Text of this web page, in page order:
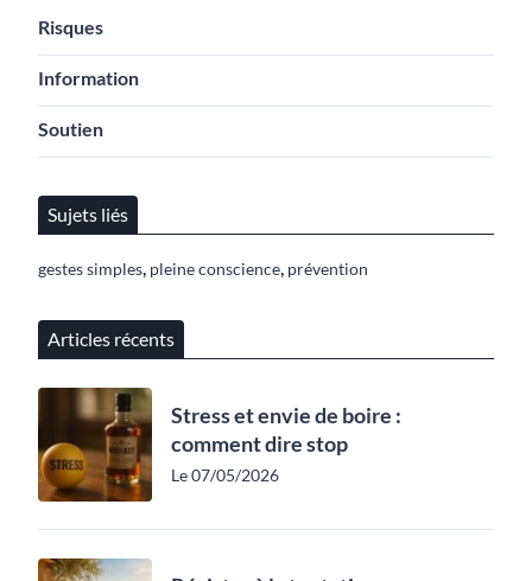
Risques
Information
Soutien
Sujets liés
gestes simples, pleine conscience, prévention
Articles récents
Stress et envie de boire :
comment dire stop
Le 07/05/2026